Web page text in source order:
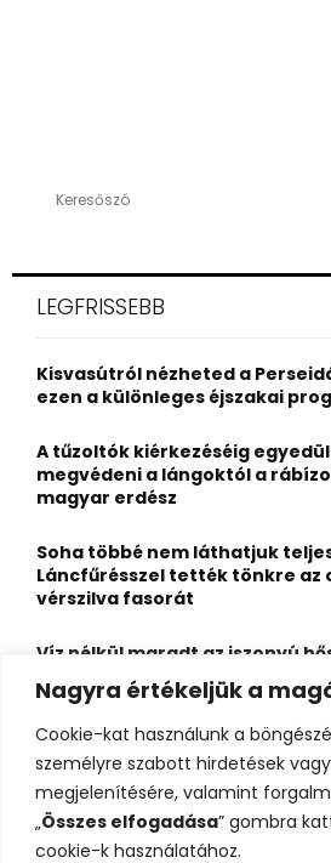
Nagyra értékeljük a
Cookie-kat használunk a
személyre szabott hirdetések
megjelenítésére, valamint
„Összes elfogadása” gombra
cookie-k használatához.
h
o
r
LEGFRISSEBB
Kisvasútról nézheted a
ezen a különleges éjszakai
A tűzoltók kiérkezéséig
megvédeni a lángoktól a
magyar erdész
Soha többé nem láthatjuk
Láncfűrésszel tették tönkre az
vérszilva fasorát
Víz nélkül maradt az iszonyú
egy kiránduló a legnépszerűbb
hegységben
Felbecsülhetetlen értékű
leletegyüttes került elő Pest